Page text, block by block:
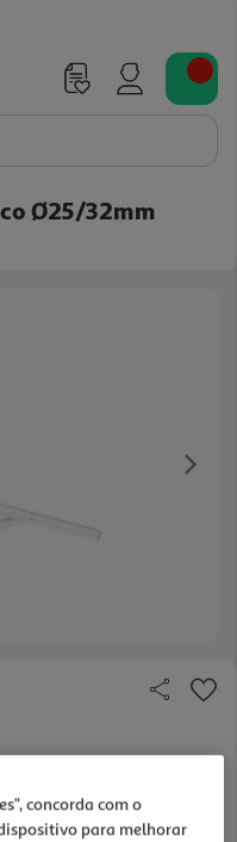
Ø25/32mm
concorda com o
para melhorar